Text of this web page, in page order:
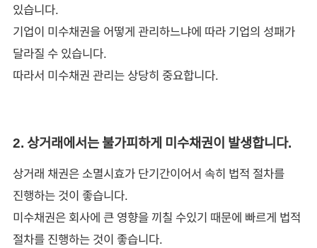
있습니다.
기업이 미수채권을 어떻게 관리하느냐에 따라 기업의 성패가
달라질 수 있습니다.
따라서 미수채권 관리는 상당히 중요합니다.
2. 상거래에서는 불가피하게 미수채권이 발생합니다.
상거래 채권은 소멸시효가 단기간이어서 속히 법적 절차를
진행하는 것이 좋습니다.
미수채권은 회사에 큰 영향을 끼칠 수있기 때문에 빠르게 법적
절차를 진행하는 것이 좋습니다.